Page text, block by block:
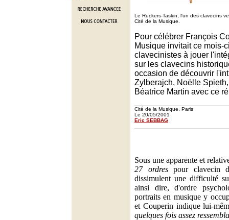
Le Ruckers-Taskin, l'un des clavecins
Cité de la Musique.
Pour célébrer François
Musique invitait ce mois-
clavecinistes à jouer
sur les clavecins
occasion de découvrir
Zylberajch, Noëlle
Béatrice Martin avec ce
Cité de la Musique, Paris
Le 20/05/2001
Eric SEBBAG
Sous une apparente et
27 ordrespour clavecin
dissimulent une difficulté
ainsi dire, d'ordre
portraits en musique y
et Couperin indique lui-
quelques fois assez